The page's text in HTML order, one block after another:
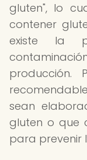
gluten", lo
contener
existe la
producción.
sean
gluten o que
para prevenir